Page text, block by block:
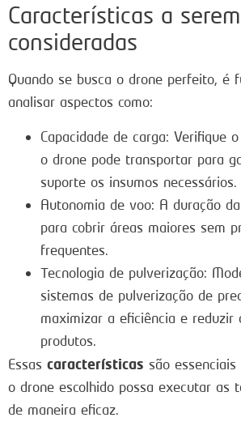
Características a serem
consideradas
Quando se busca o drone perfeito, é
analisar aspectos como:
Capacidade de carga: Verifique
o drone pode transportar para
suporte os insumos necessários.
Autonomia de voo: A duração
para cobrir áreas maiores sem
frequentes.
Tecnologia de pulverização:
sistemas de pulverização de
maximizar a eficiência e reduzir
produtos.
Essas características são
o drone escolhido possa executar as
de maneira eficaz.